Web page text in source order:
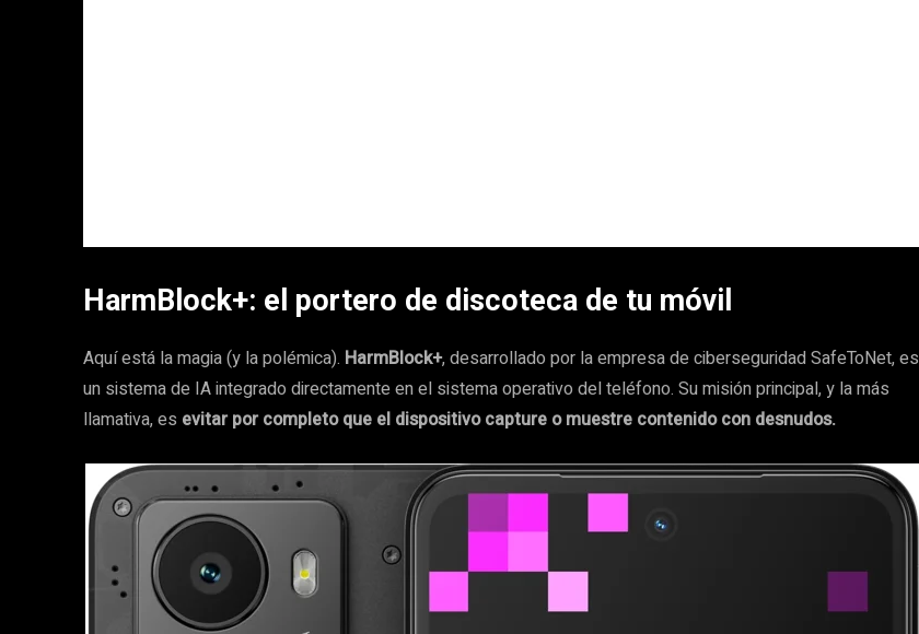
HarmBlock+: el portero de discoteca de tu móvil
Aquí está la magia (y la polémica). HarmBlock+, desarrollado por la empresa de ciberseguridad SafeToNet, es
un sistema de IA integrado directamente en el sistema operativo del teléfono. Su misión principal, y la más
llamativa, es evitar por completo que el dispositivo capture o muestre contenido con desnudos.